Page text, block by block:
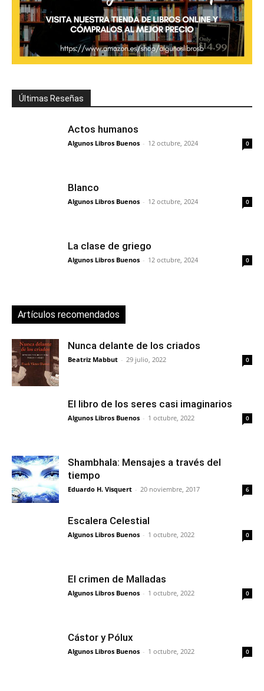
Últimas Reseñas
Actos humanos
Algunos Libros Buenos - 12 octubre, 2024 0
Blanco
Algunos Libros Buenos - 12 octubre, 2024 0
La clase de griego
Algunos Libros Buenos - 12 octubre, 2024 0
Artículos recomendados
Nunca delante de los criados
Beatriz Mabbut - 29 julio, 2022 0
El libro de los seres casi imaginarios
Algunos Libros Buenos - 1 octubre, 2022 0
Shambhala: Mensajes a través del
tiempo
Eduardo H. Visquert - 20 noviembre, 2017 6
Escalera Celestial
Algunos Libros Buenos - 1 octubre, 2022 0
El crimen de Malladas
Algunos Libros Buenos - 1 octubre, 2022 0
Cástor y Pólux
Algunos Libros Buenos - 1 octubre, 2022 0